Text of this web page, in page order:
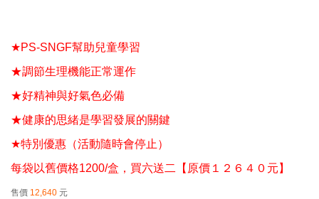
★PS-SNGF幫助兒童學習
★調節生理機能正常運作
★好精神與好氣色必備
★健康的思緒是學習發展的關鍵
★特別優惠（活動隨時會停止）
每袋以舊價格1200/盒，買六送二【原價１２６４０元】
售價 12,640 元